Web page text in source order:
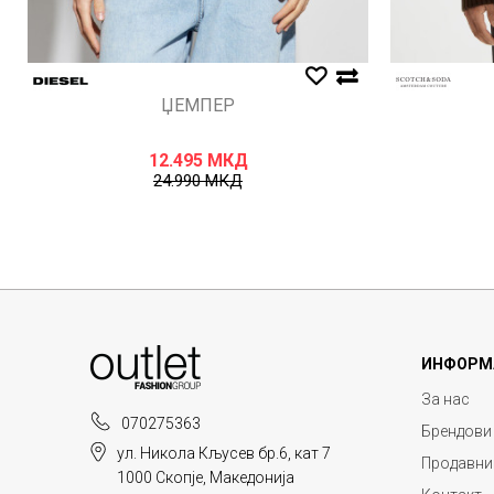
ЏЕМПЕР
12.495 МКД
24.990МКД
070275363
ул. Никола Кљусев бр.6, кат 7
1000 Скопје, Македонија
За нас
Брендови